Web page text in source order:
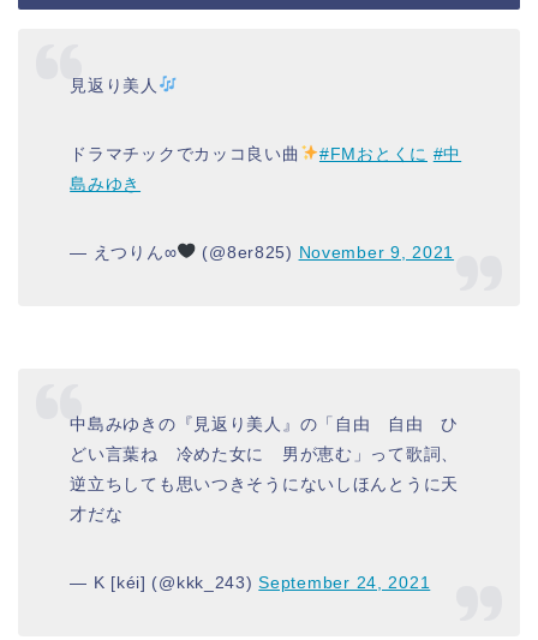
見返り美人
ドラマチックでカッコ良い曲 #FMおとくに #中
島みゆき
— えつりん∞ (@8er825) November 9, 2021
中島みゆきの『見返り美人』の「自由 自由 ひ
どい言葉ね 冷めた女に 男が恵む」って歌詞、
逆立ちしても思いつきそうにないしほんとうに天
才だな
— K [kéi] (@kkk_243)September 24, 2021